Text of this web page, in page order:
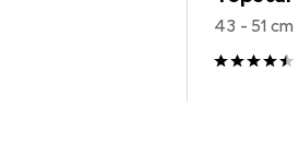
43 - 51 cm